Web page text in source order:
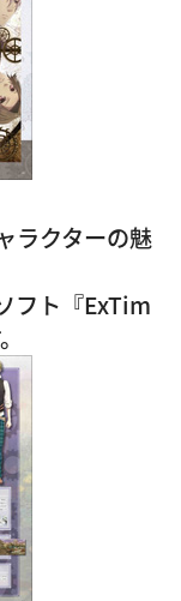
ラクターの魅
フト『ExTim